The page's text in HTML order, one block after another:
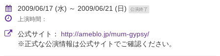
2009/06/17 (水) ～ 2009/06/21 (日)
公演終了
上演時間：
公式サイト： http://ameblo.jp/mum-gypsy/
※正式な公演情報は公式サイトでご確認ください。